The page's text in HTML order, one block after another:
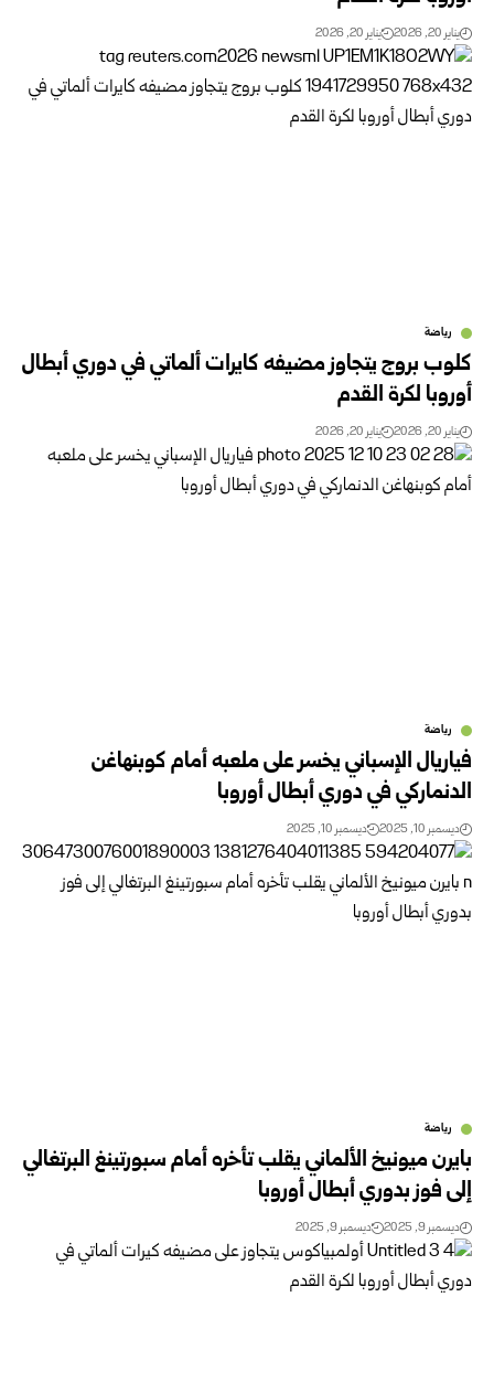
يناير 20, 2026 يناير 20, 2026
رياضة
كلوب بروج يتجاوز مضيفه كايرات ألماتي في دوري أبطال
أوروبا لكرة القدم
يناير 20, 2026 يناير 20, 2026
رياضة
فياريال الإسباني يخسر على ملعبه أمام كوبنهاغن
الدنماركي في دوري أبطال أوروبا
ديسمبر 10, 2025 ديسمبر 10, 2025
رياضة
بايرن ميونيخ الألماني يقلب تأخره أمام سبورتينغ البرتغالي
إلى فوز بدوري أبطال أوروبا
ديسمبر 9, 2025 ديسمبر 9, 2025